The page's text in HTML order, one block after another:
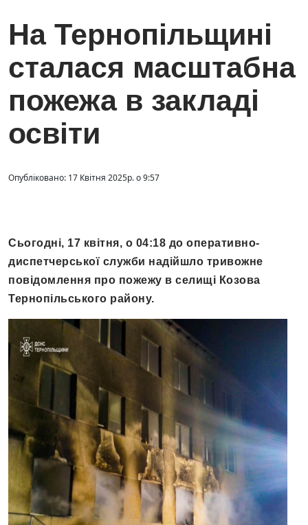
На Тернопільщині
сталася масштабна
пожежа в закладі
освіти
Опубліковано: 17 Квітня 2025р. о 9:57
Сьогодні, 17 квітня, о 04:18 до оперативно-
диспетчерської служби надійшло тривожне
повідомлення про пожежу в селищі Козова
Тернопільського району.